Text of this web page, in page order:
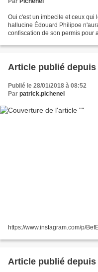
Oui c'est un imbecile et ceux qui
hallucine Édouard Philipoe
confiscation de son permis pour
Publié le 28/01/2018 à 08:52
Par patrick.pichenel
https://www.instagram.com/p/